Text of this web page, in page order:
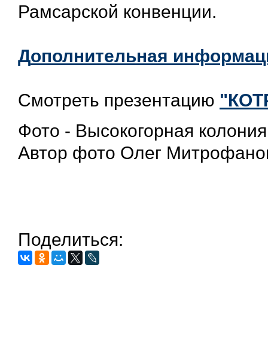
Рамсарской конвенции.
Дополнительная
Смотреть презентацию
Фото - Высокогорная
Автор фото Олег
Поделиться: